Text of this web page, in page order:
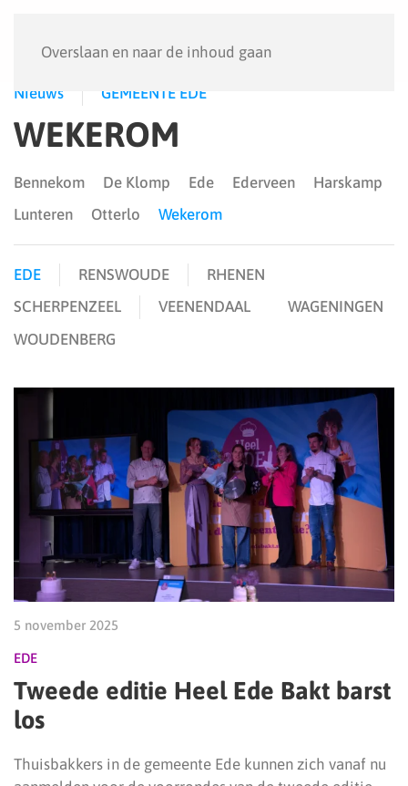
Overslaan en naar de inhoud gaan
Nieuws GEMEENTE EDE
WEKEROM
Bennekom De Klomp Ede Ederveen
Harskamp
Lunteren
Otterlo Wekerom
EDE RENSWOUDE
RHENEN
SCHERPENZEEL
VEENENDAAL
WAGENINGEN
WOUDENBERG
5 november 2025
EDE
Tweede editie Heel Ede Bakt barst
los
Thuisbakkers in de gemeente Ede kunnen zich vanaf nu